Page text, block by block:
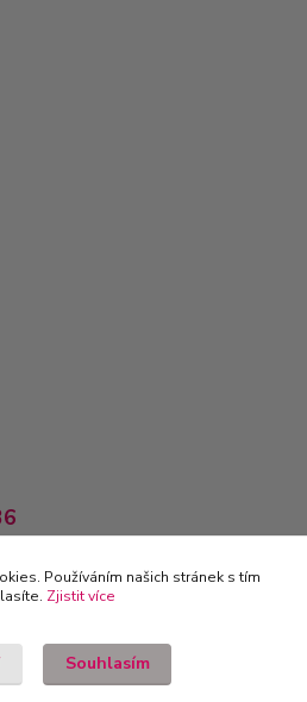
Používáním našich stránek s tím
Zjistit více
Souhlasím